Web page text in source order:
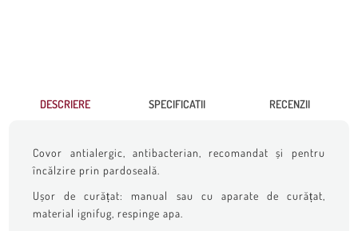
DESCRIERE SPECIFICATII RECENZII
Covor antialergic, antibacterian, recomandat și pentru
încălzire prin pardoseală.
Ușor de curățat: manual sau cu aparate de curățat,
material ignifug, respinge apa.